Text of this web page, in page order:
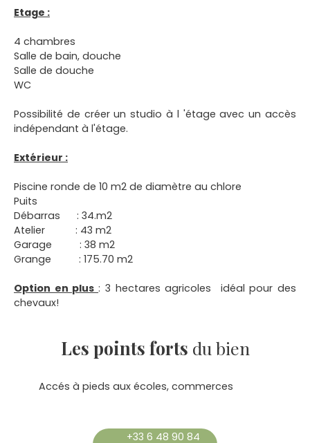
Etage :
4 chambres
Salle de bain, douche
Salle de douche
WC
Possibilité de créer un studio à l 'étage avec un accès
indépendant à l'étage.
Extérieur :
Piscine ronde de 10 m2 de diamètre au chlore
Puits
Débarras : 34.m2
Atelier : 43 m2
Garage : 38 m2
Grange : 175.70 m2
Option en plus: 3 hectares agricoles idéal pour des
chevaux!
Les points forts du bien
Accés à pieds aux écoles, commerces
+33 6 48 90 84